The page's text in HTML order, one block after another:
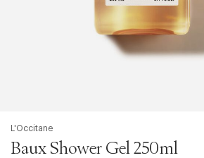
L'Occitane
Baux Shower Gel 250ml